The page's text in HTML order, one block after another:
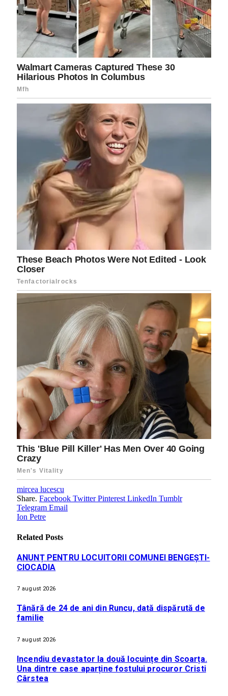
mircea lucescu
Share. Facebook Twitter Pinterest LinkedIn Tumblr
Telegram Email
Ion Petre
Related Posts
ANUNȚ PENTRU LOCUITORII COMUNEI BENGEȘTI-
CIOCADIA
7 august 2026
Tânără de 24 de ani din Runcu, dată dispărută de
familie
7 august 2026
Incendiu devastator la două locuințe din Scoarța.
Una dintre case aparține fostului procuror Cristi
Cârstea